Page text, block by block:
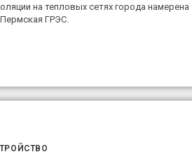
на тепловых сетях города намерена
ГРЭС.